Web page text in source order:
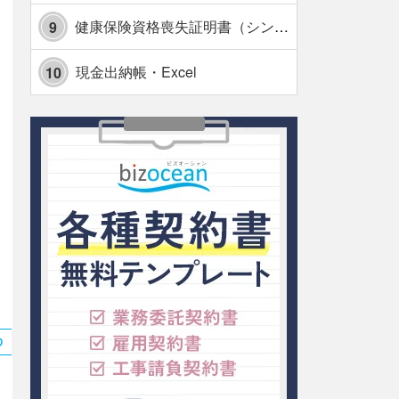
9 健康保険資格喪失証明書（シンプル表形式版）・Excel【見本付き】
10 現金出納帳・Excel